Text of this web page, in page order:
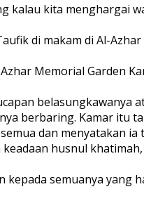
kalau kita menghargai
di makam di Al-
Memorial Garden
berbaring. Kamar itu
dan menyatakan
husnul khatimah,
kepada semuanya yang